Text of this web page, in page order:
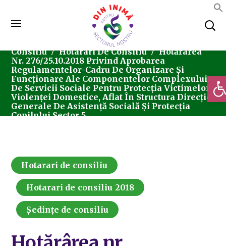
Consiliul Local Sector 5
Consiliu
Hotarari De Consiliu
Hotărârea
Nr. 276/25.10.2018 Privind Aprobarea
Regulamentelor-Cadru De Organizare Și
Funcționare Ale Componentelor Complexului
De Servicii Sociale Pentru Protecția Victimelor
Violenței Domestice, Aflat În Structura Direcției
Generale De Asistență Socială Și Protecția
Copilului Sector 5
Hotarari de consiliu
Hotarari de consiliu 2018
Ședințe de consiliu